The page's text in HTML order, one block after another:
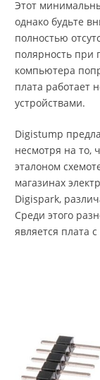
Этот
однако будьте
полностью
полярность при
компьютера
плата работает
устройствами.
Digistump
несмотря на то,
эталоном
магазинах
Digispark,
Среди этого
является плата